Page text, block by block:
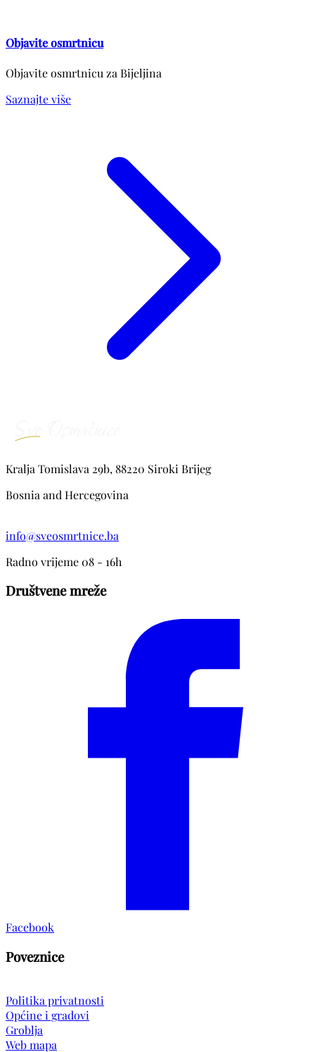
Objavite osmrtnicu
Objavite osmrtnicu za Bijeljina
Saznajte više
Kralja Tomislava 29b, 88220 Siroki Brijeg
Bosnia and Hercegovina
info@sveosmrtnice.ba
Radno vrijeme 08 - 16h
Društvene mreže
Facebook
Poveznice
Politika privatnosti
Općine i gradovi
Groblja
Web mapa